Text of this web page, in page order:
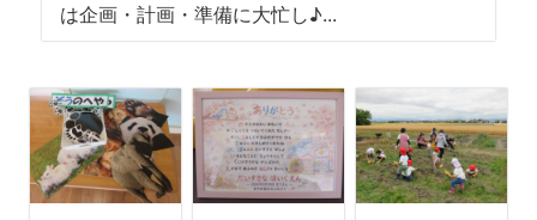
は企画・計画・準備に大忙し♪...